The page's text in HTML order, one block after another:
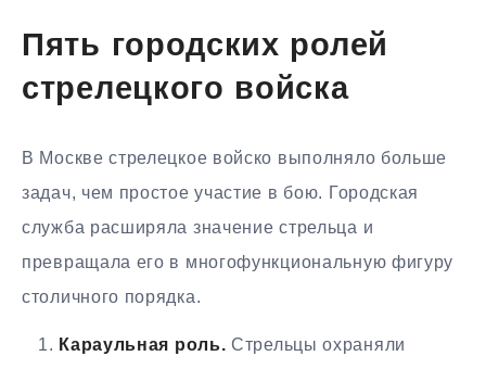
Пять городских ролей
стрелецкого войска
В Москве стрелецкое войско выполняло больше
задач, чем простое участие в бою. Городская
служба расширяла значение стрельца и
превращала его в многофункциональную фигуру
столичного порядка.
Караульная роль. Стрельцы охраняли